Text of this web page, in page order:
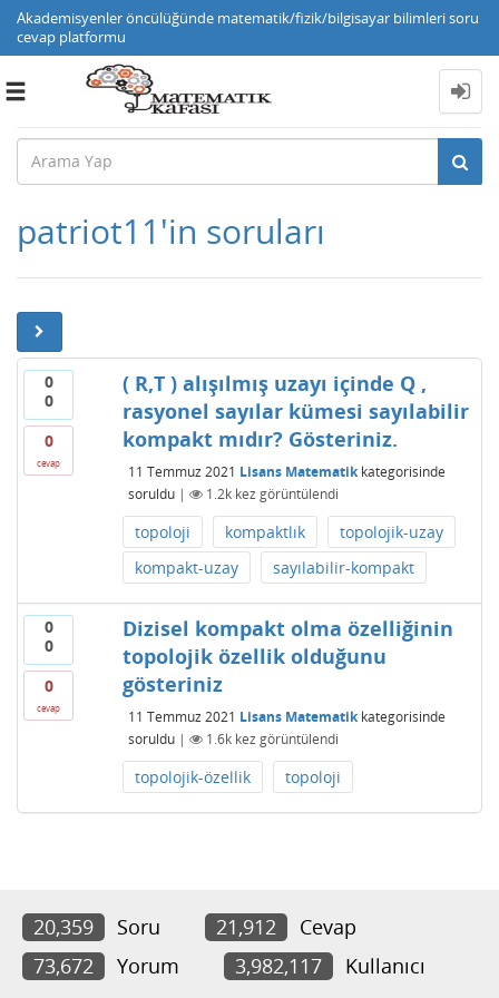
Akademisyenler öncülüğünde matematik/fizik/bilgisayar bilimleri soru
cevap platformu
Toggle
patriot11'in soruları
0
0
0
cevap
( R,T ) alışılmış uzayı içinde Q ,
rasyonel sayılar kümesi sayılabilir
kompakt mıdır? Gösteriniz.
11 Temmuz 2021 Lisans Matematikkategorisinde
soruldu | 1.2kkez görüntülendi
topoloji kompaktlık
topolojik-uzay
kompakt-uzay
sayılabilir-kompakt
0
0
0
cevap
Dizisel kompakt olma özelliğinin
topolojik özellik olduğunu
gösteriniz
11 Temmuz 2021 Lisans Matematikkategorisinde
soruldu | 1.6kkez görüntülendi
topolojik-özellik topoloji
20,359 Soru 21,912
Cevap
73,672
Yorum 3,982,117 Kullanıcı